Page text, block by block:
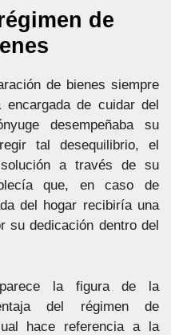
de
de bienes siempre
de cuidar del
desempeñaba su
tal desequilibrio, el
a través de su
que, en caso de
del hogar recibiría una
su dedicación dentro del
la figura de la
del régimen de
hace referencia a la